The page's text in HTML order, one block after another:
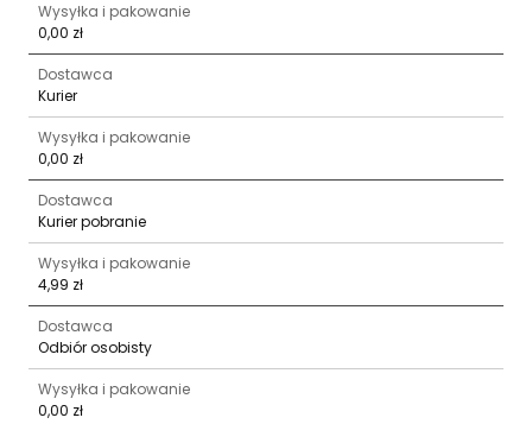
Wysyłka i pakowanie
0,00 zł
Dostawca
Kurier
Wysyłka i pakowanie
0,00 zł
Dostawca
Kurier pobranie
Wysyłka i pakowanie
4,99 zł
Dostawca
Odbiór osobisty
Wysyłka i pakowanie
0,00 zł